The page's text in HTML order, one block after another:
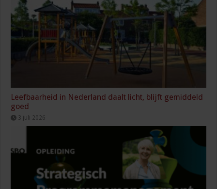
Leefbaarheid in Nederland daalt licht, blijft gemiddeld
goed
3 juli 2026